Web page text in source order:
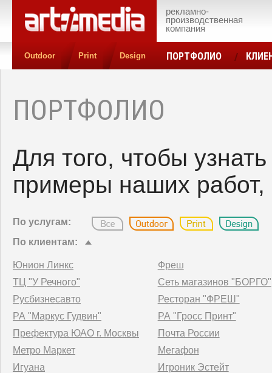
рекламно-
производственная
компания
Outdoor Print Design ПОРТФОЛИО
ПОРТФОЛИО
Для того, чтобы
примеры наших работ,
По услугам:
По клиентам:
Юнион Линкс
Фреш
ТЦ "У Речного"
Сеть магазинов "БОРГО"
Русбизнесавто
Ресторан "ФРЕШ"
РА "Маркус Гудвин"
РА "Гросс Принт"
Префектура ЮАО г. Москвы
Почта России
Метро Маркет
Мегафон
Игуана
Игроник Эстейт